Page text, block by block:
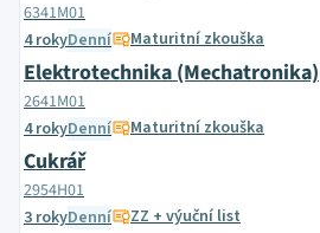
6341M01
4 rokyDenní Maturitní zkouška
Elektrotechnika (Mechatronika)
2641M01
4 rokyDenní Maturitní zkouška
Cukrář
2954H01
3 rokyDenní ZZ + výuční list